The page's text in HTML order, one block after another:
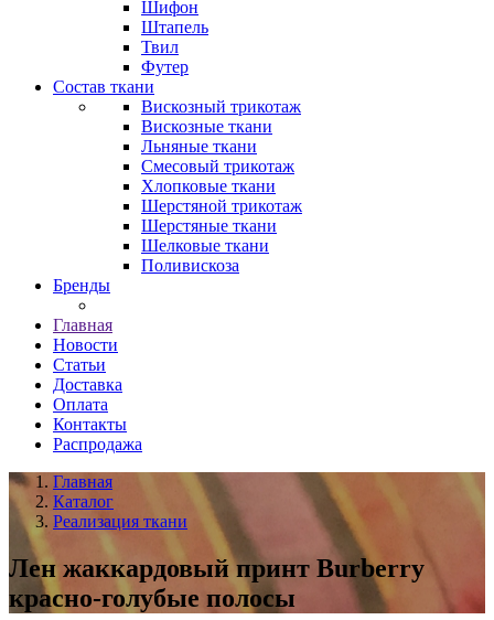
Шифон
Штапель
Твил
Футер
Состав ткани
Вискозный трикотаж
Вискозные ткани
Льняные ткани
Смесовый трикотаж
Хлопковые ткани
Шерстяной трикотаж
Шерстяные ткани
Шелковые ткани
Поливискоза
Бренды
Главная
Новости
Статьи
Доставка
Оплата
Контакты
Распродажа
Главная
Каталог
Реализация ткани
Лен жаккардовый принт Burberry
красно-голубые полосы